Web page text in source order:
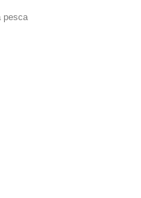
pesca